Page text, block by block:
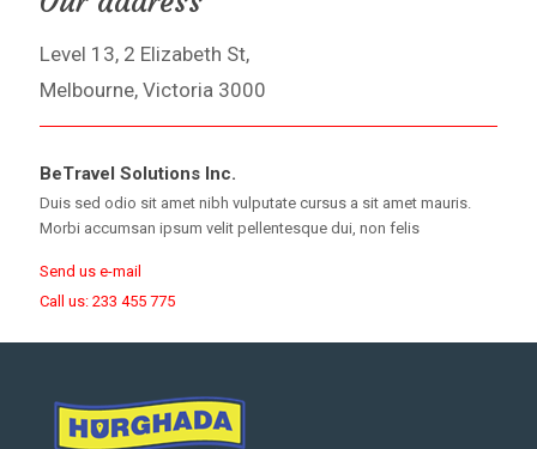
Level 13, 2 Elizabeth St,
Melbourne, Victoria 3000
BeTravel Solutions Inc.
Duis sed odio sit amet nibh vulputate cursus a sit amet mauris.
Morbi accumsan ipsum velit pellentesque dui, non felis
Send us e-mail
Call us: 233 455 775